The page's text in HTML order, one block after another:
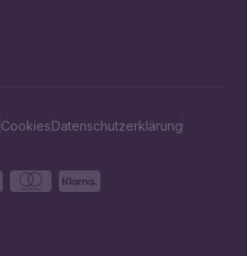
CookiesDatenschutzerklärung